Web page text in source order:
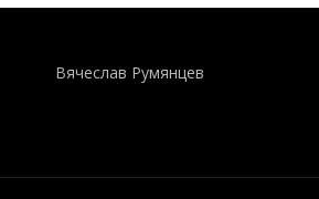
Вячеслав Румянцев